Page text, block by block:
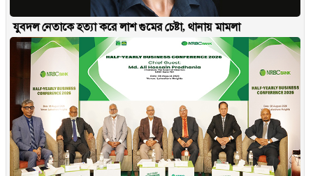
যুবদল নেতাকে হত্যা করে লাশ গুমের চেষ্টা, থানায় মামলা